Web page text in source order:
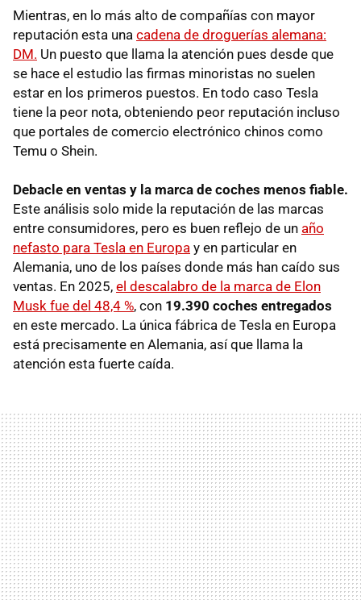
Mientras, en lo más alto de compañías con mayor
reputación esta una cadena de droguerías alemana:
DM. Un puesto que llama la atención pues desde que
se hace el estudio las firmas minoristas no suelen
estar en los primeros puestos. En todo caso Tesla
tiene la peor nota, obteniendo peor reputación incluso
que portales de comercio electrónico chinos como
Temu o Shein.
Debacle en ventas y la marca de coches menos fiable.
Este análisis solo mide la reputación de las marcas
entre consumidores, pero es buen reflejo de un año
nefasto para Tesla en Europa y en particular en
Alemania, uno de los países donde más han caído sus
ventas. En 2025, el descalabro de la marca de Elon
Musk fue del 48,4 %, con 19.390 coches entregados
en este mercado. La única fábrica de Tesla en Europa
está precisamente en Alemania, así que llama la
atención esta fuerte caída.